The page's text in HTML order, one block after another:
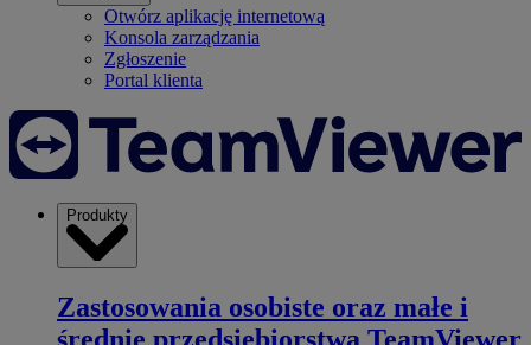
Otwórz aplikację internetową
Konsola zarządzania
Zgłoszenie
Portal klienta
Produkty
Zastosowania osobiste oraz małe i
średnie przedsiębiorstwa TeamViewer